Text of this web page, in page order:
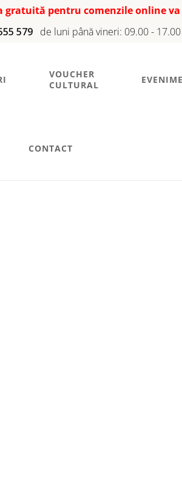
gratuită pentru comenzile online
579 de luni până vineri: 09.00 - 17.00
VOUCHER
CULTURAL
CONTACT